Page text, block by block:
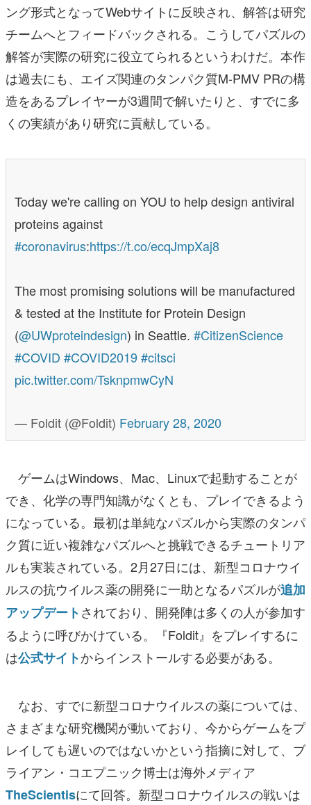
ング形式となってWebサイトに反映され、解答は研究
チームへとフィードバックされる。こうしてパズルの
解答が実際の研究に役立てられるというわけだ。本作
は過去にも、エイズ関連のタンパク質M-PMV PRの構
造をあるプレイヤーが3週間で解いたりと、すでに多
くの実績があり研究に貢献している。
Today we're calling on YOU to help design antiviral
proteins against
#coronavirus:https://t.co/ecqJmpXaj8
The most promising solutions will be manufactured
& tested at the Institute for Protein Design
(@UWproteindesign) in Seattle. #CitizenScience
#COVID #COVID2019#citsci
pic.twitter.com/TsknpmwCyN
— Foldit (@Foldit) February 28, 2020
ゲームはWindows、Mac、Linuxで起動することが
でき、化学の専門知識がなくとも、プレイできるよう
になっている。最初は単純なパズルから実際のタンパ
ク質に近い複雑なパズルへと挑戦できるチュートリア
ルも実装されている。2月27日には、新型コロナウイ
ルスの抗ウイルス薬の開発に一助となるパズルが追加
アップデートされており、開発陣は多くの人が参加す
るように呼びかけている。『Foldit』をプレイするに
は公式サイトからインストールする必要がある。
なお、すでに新型コロナウイルスの薬については、
さまざまな研究機関が動いており、今からゲームをプ
レイしても遅いのではないかという指摘に対して、ブ
ライアン・コエプニック博士は海外メディア
TheScientisにて回答。新型コロナウイルスの戦いは